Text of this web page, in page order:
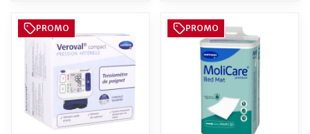
PROMO PROMO